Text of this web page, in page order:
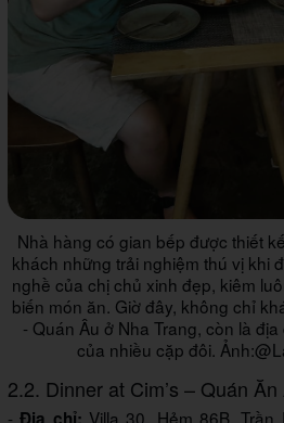
Nhà hàng có gian bếp được thiết
khách những trải nghiệm thú vị khi
nghề của chị chủ xinh đẹp, kiêm
biến món ăn. Giờ đây, không chỉ
- Quán Âu ở Nha Trang, còn là
của nhiều cặp đôi.
2.2. Dinner at Cim’s – Quán
-
Villa 30, Hẻm 86B,